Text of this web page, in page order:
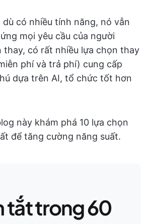
dù có nhiều tính năng, nó vẫn
mọi yêu cầu của người
thay, có rất nhiều lựa chọn thay
phí và trả phí) cung cấp
dựa trên AI, tổ chức tốt hơn
này khám phá 10 lựa chọn
để tăng cường năng suất.
tắt trong 60